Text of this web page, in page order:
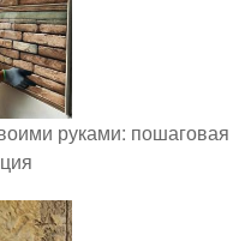
руками: пошаговая